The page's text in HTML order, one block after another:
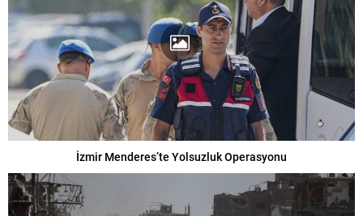
İzmir Menderes’te Yolsuzluk Operasyonu